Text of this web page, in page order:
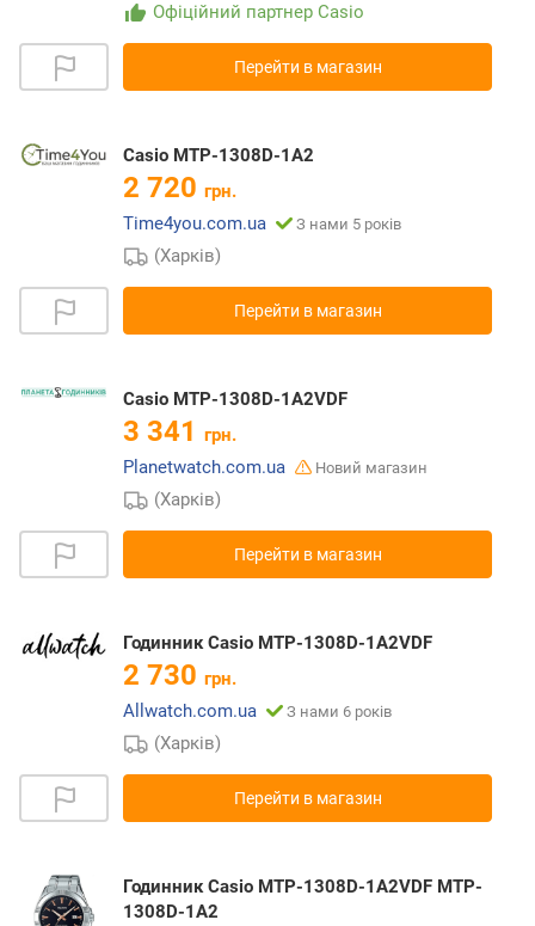
Офіційний партнер Casio
Перейти в магазин
Casio MTP-1308D-1A2
2 720 грн.
Time4you.com.ua
З нами 5 років
(Харків)
Перейти в магазин
Casio MTP-1308D-1A2VDF
3 341 грн.
Planetwatch.com.ua
Новий магазин
(Харків)
Перейти в магазин
Годинник Casio MTP-1308D-1A2VDF
2 730 грн.
Allwatch.com.ua
З нами 6 років
(Харків)
Перейти в магазин
Годинник Casio MTP-1308D-1A2VDF MTP-
1308D-1A2